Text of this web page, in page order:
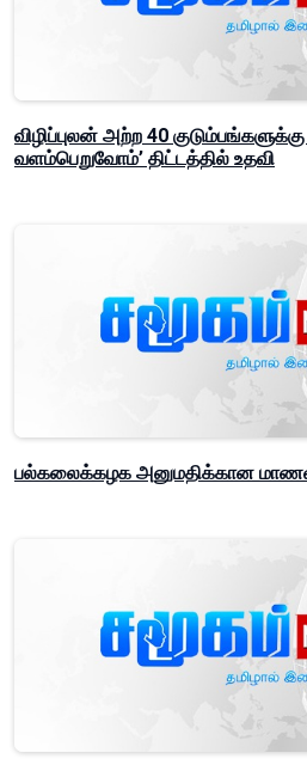
விழிப்புலன் அற்ற 40
வளம்பெறுவோம்’ திட்டத்தில் உதவி
பல்கலைக்கழக அனுமதிக்கான